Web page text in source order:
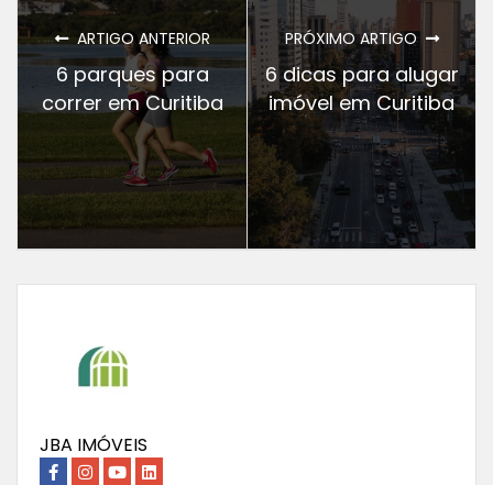
ARTIGO ANTERIOR
6 parques para
correr em Curitiba
PRÓXIMO ARTIGO
6 dicas para alugar
imóvel em Curitiba
JBA IMÓVEIS